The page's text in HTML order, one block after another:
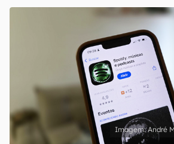
Uso e Política de Privacidade do
André